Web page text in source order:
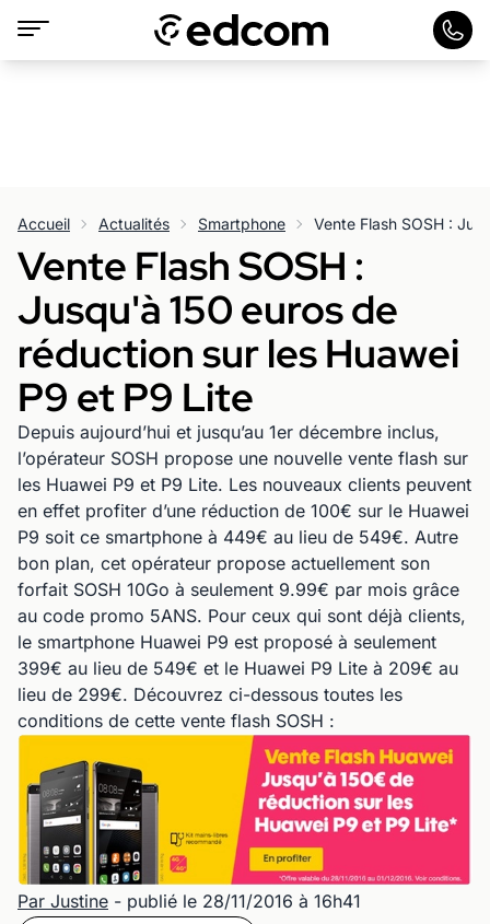
Accueil Actualités Smartphone
Vente Flash SOSH :
Jusqu'à 150 euros de
réduction sur les Huawei
P9 et P9 Lite
Depuis aujourd’hui et jusqu’au 1er décembre inclus,
l’opérateur SOSH propose une nouvelle vente flash sur
les Huawei P9 et P9 Lite. Les nouveaux clients peuvent
en effet profiter d’une réduction de 100€ sur le Huawei
P9 soit ce smartphone à 449€ au lieu de 549€. Autre
bon plan, cet opérateur propose actuellement son
forfait SOSH 10Go à seulement 9.99€ par mois grâce
au code promo 5ANS. Pour ceux qui sont déjà clients,
le smartphone Huawei P9 est proposé à seulement
399€ au lieu de 549€ et le Huawei P9 Lite à 209€ au
lieu de 299€. Découvrez ci-dessous toutes les
conditions de cette vente flash SOSH :
Par Justine - publié le 28/11/2016 à 16h41